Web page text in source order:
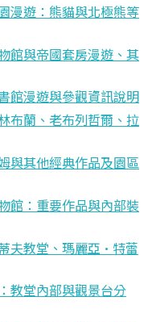
漫遊：熊貓與北極熊等
館與帝國套房漫遊、其
館漫遊與參觀資訊說明
布蘭、老布列哲爾、拉
與其他經典作品及園區
館：重要作品與內部裝
夫教堂、瑪麗亞·特蕾
教堂內部與觀景台分